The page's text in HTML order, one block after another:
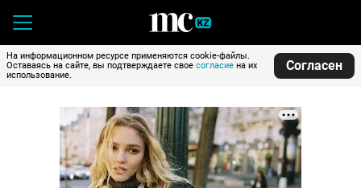
На информационном ресурсе применяются cookie-файлы.
Оставаясь на сайте, вы подтверждаете свое согласие на их
использование.
Согласен